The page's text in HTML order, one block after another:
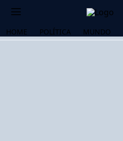
HOME POLÍTICA MUNDO